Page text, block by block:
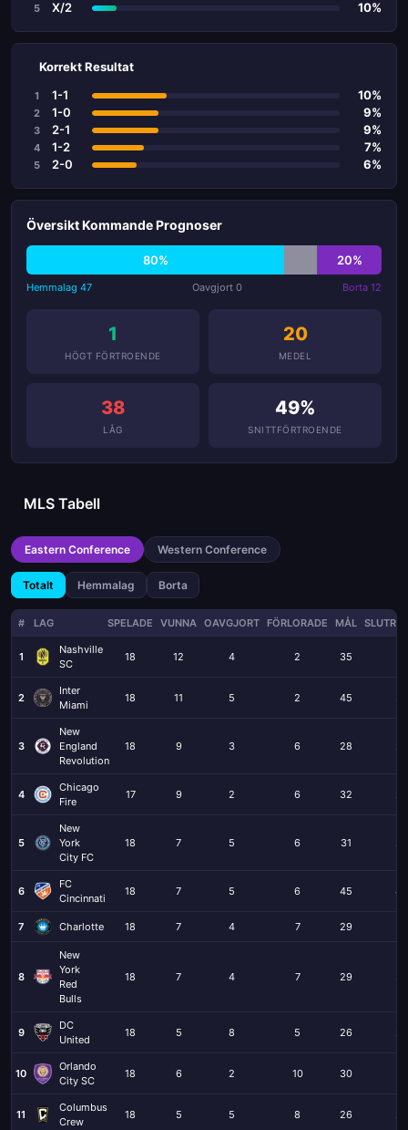
5 X/2 10%
Korrekt Resultat
1 1-1 10%
2 1-0 9%
3 2-1 9%
4 1-2 7%
5 2-0 6%
Översikt Kommande Prognoser
80% 20%
Hemmalag 47 Oavgjort 0 Borta 12
1
HÖGT FÖRTROENDE
20
MEDEL
38
LÅG
49%
SNITTFÖRTROENDE
MLS Tabell
Eastern Conference Western Conference
Totalt Hemmalag Borta
# LAG SPELADE VUNNA OAVGJORT FÖRLORADE MÅL
1
Nashville
SC
18 12 4 2 35
2
Inter
Miami
18 11 5 2 45
3
New
England
Revolution
18 9 3 6 28 23
4
Chicago
Fire
17 9 2 6 32 23
5
New
York
City FC
18 7 5 6 31 24
6
FC
Cincinnati
18 7 5 6 45 44
7 Charlotte 18 7 4 7 29
8
New
York
Red
Bulls
18 7 4 7 29
9
DC
United
18 5 8 5 26 29
10
Orlando
City SC
18 6 2 10 30
11
Columbus
Crew
18 5 5 8 26 28